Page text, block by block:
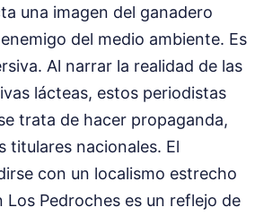
una imagen del ganadero
del medio ambiente. Es
Al narrar la realidad de las
lácteas, estos periodistas
trata de hacer propaganda,
titulares nacionales. El
con un localismo estrecho
Los Pedroches es un reflejo de